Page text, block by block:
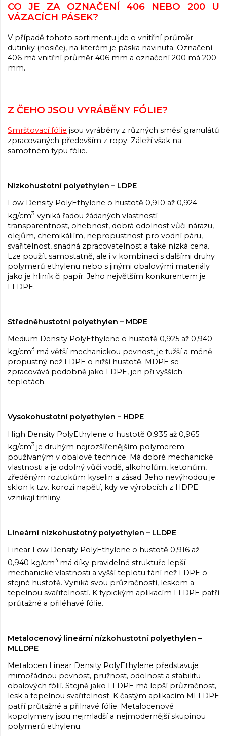
CO JE ZA OZNAČENÍ 406 NEBO 200 U
VÁZACÍCH PÁSEK?
V případě tohoto sortimentu jde o vnitřní průměr
dutinky (nosiče), na kterém je páska navinuta. Označení
406 má vnitřní průměr 406 mm a označení 200 má 200
mm.
Z ČEHO JSOU VYRÁBĚNY FÓLIE?
Smršťovací fólie jsou vyráběny z různých směsí granulátů
zpracovaných především z ropy. Záleží však na
samotném typu fólie.
Nízkohustotní polyethylen – LDPE
Low Density PolyEthylene o hustotě 0,910 až 0,924
kg/cm3 vyniká řadou žádaných vlastností –
transparentnost, ohebnost, dobrá odolnost vůči nárazu,
olejům, chemikáliím, nepropustnost pro vodní páru,
svařitelnost, snadná zpracovatelnost a také nízká cena.
Lze použít samostatně, ale i v kombinaci s dalšími druhy
polymerů ethylenu nebo s jinými obalovými materiály
jako je hliník či papír. Jeho největším konkurentem je
LLDPE.
Středněhustotní polyethylen – MDPE
Medium Density PolyEthylene o hustotě 0,925 až 0,940
kg/cm3 má větší mechanickou pevnost, je tužší a méně
propustný než LDPE o nižší hustotě. MDPE se
zpracovává podobně jako LDPE, jen při vyšších
teplotách.
Vysokohustotní polyethylen – HDPE
High Density PolyEthylene o hustotě 0,935 až 0,965
kg/cm3 je druhým nejrozšířenějším polymerem
používaným v obalové technice. Má dobré mechanické
vlastnosti a je odolný vůči vodě, alkoholům, ketonům,
zředěným roztokům kyselin a zásad. Jeho nevýhodou je
sklon k tzv. korozi napětí, kdy ve výrobcích z HDPE
vznikají trhliny.
Lineární nízkohustotný polyethylen – LLDPE
Linear Low Density PolyEthylene o hustotě 0,916 až
0,940 kg/cm3 má díky pravidelné struktuře lepší
mechanické vlastnosti a vyšší teplotu tání než LDPE o
stejné hustotě. Vyniká svou průzračností, leskem a
tepelnou svařitelností. K typickým aplikacím LLDPE patří
průtažné a přiléhavé fólie.
Metalocenový lineární nízkohustotní polyethylen –
MLLDPE
Metalocen Linear Density PolyEthylene představuje
mimořádnou pevnost, pružnost, odolnost a stabilitu
obalových fólií. Stejně jako LLDPE má lepší průzračnost,
lesk a tepelnou svařitelnost. K častým aplikacím MLLDPE
patří průtažné a přilnavé fólie. Metalocenové
kopolymery jsou nejmladší a nejmodernější skupinou
polymerů ethylenu.